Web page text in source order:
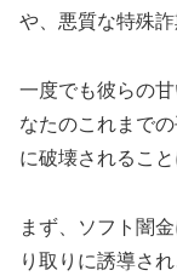
や、悪質な特殊
一度でも彼らの
なたのこれまで
に破壊されること
まず、ソフト闇
り取りに誘導さ